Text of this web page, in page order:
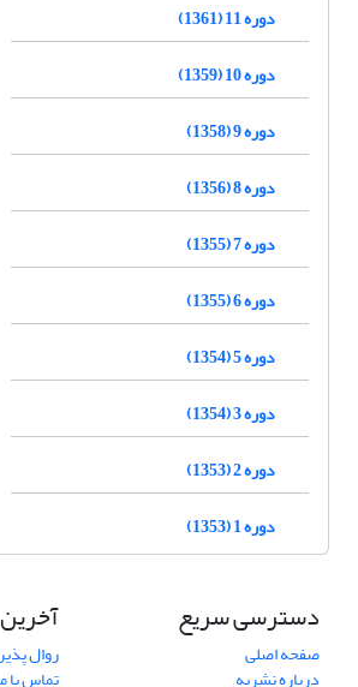
دوره 11 (1361)
دوره 10 (1359)
دوره 9 (1358)
دوره 8 (1356)
دوره 7 (1355)
دوره 6 (1355)
دوره 5 (1354)
دوره 3 (1354)
دوره 2 (1353)
دوره 1 (1353)
دسترسی سریع
صفحه اصلی
درباره نشریه
روال
تماس با